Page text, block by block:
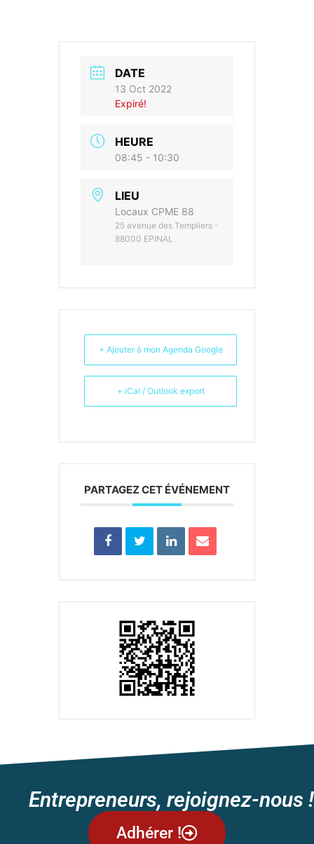
DATE
13 Oct 2022
Expiré!
HEURE
08:45 - 10:30
LIEU
Locaux CPME 88
25 avenue des Templiers -
88000 EPINAL
+ Ajouter à mon Agenda Google
+ iCal / Outlook export
PARTAGEZ CET ÉVÉNEMENT
Entrepreneurs, rejoignez-nous !
Adhérer !